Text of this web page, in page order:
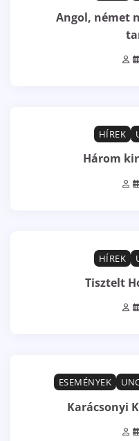
Angol, német
HÍREK
Három
HÍREK
Tisztelt
ESEMÉNYEK
Karácsonyi